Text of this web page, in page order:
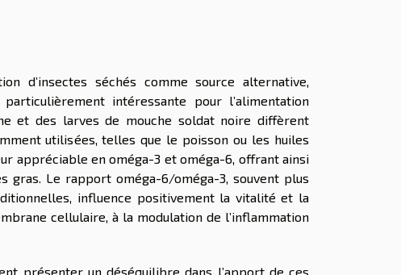
d’insectes séchés comme source alternative,
intéressante pour l’alimentation
et des larves de mouche soldat noire diffèrent
utilisées, telles que le poisson ou les huiles
appréciable en oméga-3 et oméga-6, offrant ainsi
gras. Le rapport oméga-6/oméga-3, souvent plus
influence positivement la vitalité et la
cellulaire, à la modulation de l’inflammation
présenter un déséquilibre dans l’apport de ces